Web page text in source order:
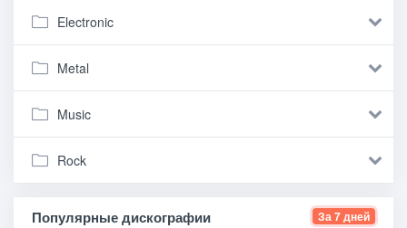
Electronic
Metal
Music
Rock
Популярные дискографии За 7 дней